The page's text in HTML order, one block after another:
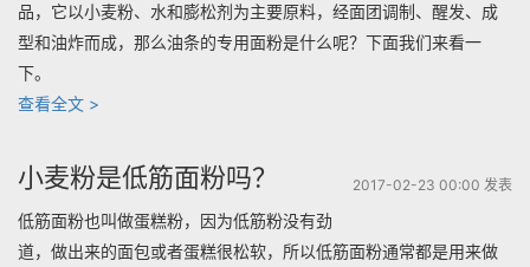
做
法？”
品，它以小麦粉、水和膨松剂为主要原料，经面团调制、醒发、成
型和油炸而成，那么油条的专用面粉是什么呢？下面我们来看一
下。
查看全文 >
应
该
用
什
小麦粉是低筋面粉吗？ 2017-02-23 00:00 发表
低筋面粉也叫做蛋糕粉，因为低筋粉没有劲
道，做出来的面包或者蛋糕很松软，所以低筋面粉通常都是用来做